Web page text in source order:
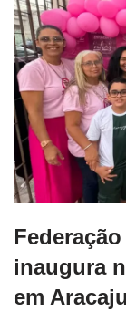
inaugura
em Aracaju